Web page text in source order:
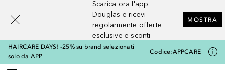
Scarica ora l'app
Douglas e ricevi
regolarmente offerte
esclusive e sconti
MOSTRA
HAIRCARE DAYS! -25% su brand selezionati
solo da APP
Codice:APPCARE
[navigation.slideout.screenreader]